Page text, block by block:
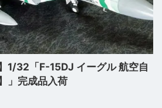
1/32「F-15DJ イーグル 航空自
」完成品入荷